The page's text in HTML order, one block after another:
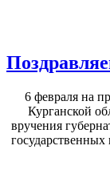
6 февраля на
Курганской
вручения